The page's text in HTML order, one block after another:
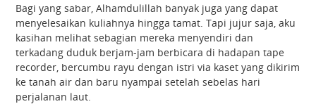
Bagi yang sabar, Alhamdulillah banyak juga yang dapat
menyelesaikan kuliahnya hingga tamat. Tapi jujur saja, aku
kasihan melihat sebagian mereka menyendiri dan
terkadang duduk berjam-jam berbicara di hadapan tape
recorder, bercumbu rayu dengan istri via kaset yang dikirim
ke tanah air dan baru nyampai setelah sebelas hari
perjalanan laut.